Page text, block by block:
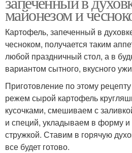
майонезом и
Картофель, запеченный в
чесноком, получается таким
любой праздничный стол, а в
вариантом сытного, вкусного
Приготовление по этому
режем сырой картофель
кусочками, смешиваем с
и специй, укладываем в форму
стружкой. Ставим в горячую
все будет готово.